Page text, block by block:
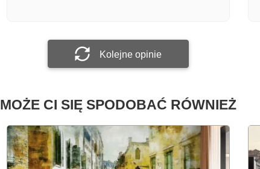
Kolejne opinie
MOŻE CI SIĘ SPODOBAĆ RÓWNIEŻ